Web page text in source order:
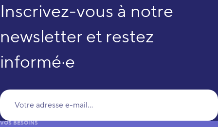
Inscrivez-vous à notre
newsletter et restez
informé·e
VOS BESOINS